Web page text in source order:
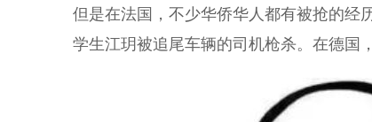
但是在法国，不少华侨华人都有被抢的经
学生江玥被追尾车辆的司机枪杀。在德国